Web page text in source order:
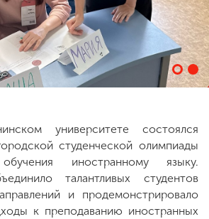
20
университете состоялся
студенческой олимпиады
иностранному языку.
талантливых студентов
и продемонстрировало
к преподаванию иностранных